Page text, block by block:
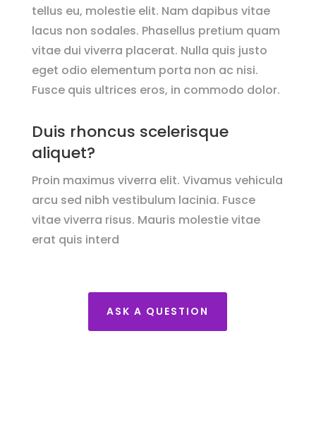
tellus eu, molestie elit. Nam dapibus vitae
lacus non sodales. Phasellus pretium quam
vitae dui viverra placerat. Nulla quis justo
eget odio elementum porta non ac nisi.
Fusce quis ultrices eros, in commodo dolor.
Duis rhoncus scelerisque
aliquet?
Proin maximus viverra elit. Vivamus vehicula
arcu sed nibh vestibulum lacinia. Fusce
vitae viverra risus. Mauris molestie vitae
erat quis interd
ASK A QUESTION